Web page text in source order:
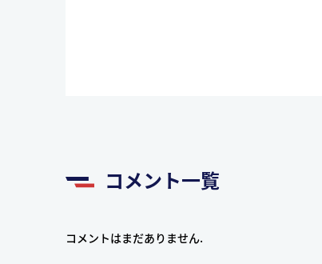
コメント一覧
コメントはまだありません.